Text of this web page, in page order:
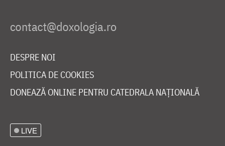
DESPRE NOI
POLITICA DE COOKIES
DONEAZĂ ONLINE PENTRU CATEDRALA NAȚIONALĂ
LIVE